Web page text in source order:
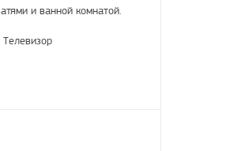
и ванной комнатой.
Телевизор